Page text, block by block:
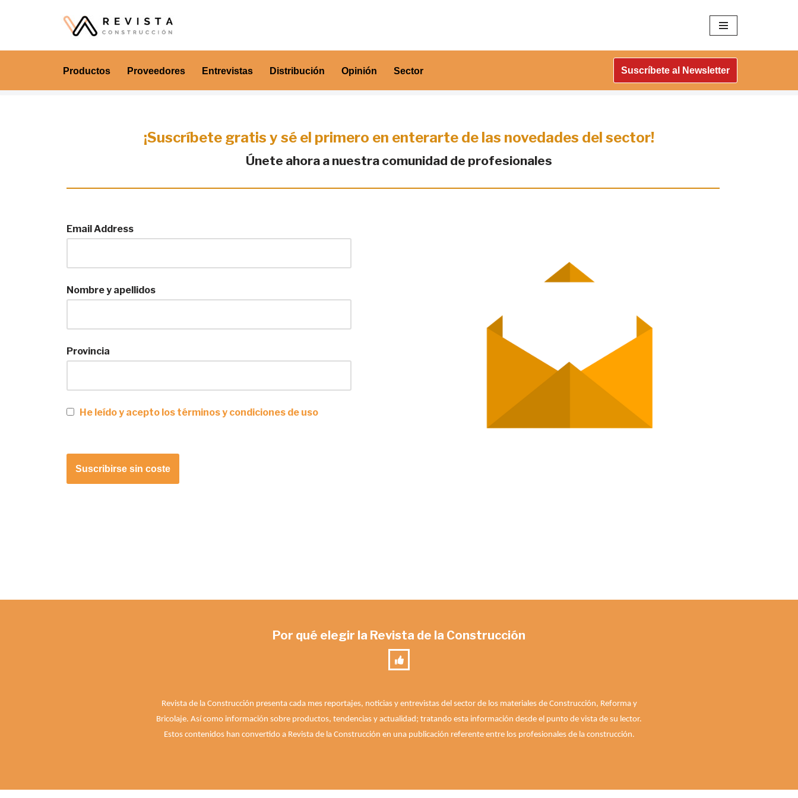
al
Productos Proveedores Entrevistas Distribución Opinión Sector Suscríbete al Newsletter
¡Suscríbete gratis y sé el primero en enterarte de las novedades del sector!
Únete ahora a nuestra comunidad de profesionales
Email Address
Nombre y apellidos
Provincia
He leído y acepto los términos y condiciones de uso
Por qué elegir la Revista de la Construcción
Revista de la Construcción presenta cada mes reportajes, noticias y entrevistas del sector de los materiales de Construcción, Reforma y
Bricolaje. Así como información sobre productos, tendencias y actualidad; tratando esta información desde el punto de vista de su lector.
Estos contenidos han convertido a Revista de la Construcción en una publicación referente entre los profesionales de la construcción.